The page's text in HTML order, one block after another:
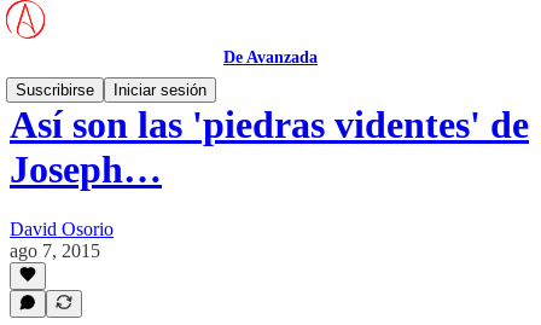
De Avanzada
Suscribirse
Iniciar sesión
Así son las 'piedras videntes' de
Joseph…
David Osorio
ago 7, 2015